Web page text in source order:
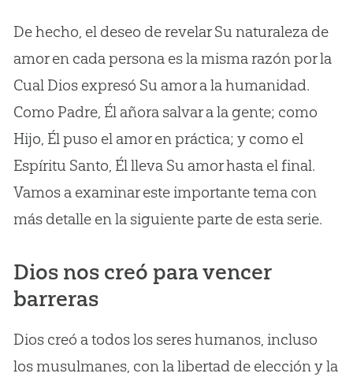
De hecho, el deseo de revelar Su naturaleza de
amor en cada persona es la misma razón por la
Cual Dios expresó Su amor a la humanidad.
Como Padre, Él añora salvar a la gente; como
Hijo, Él puso el amor en práctica; y como el
Espíritu Santo, Él lleva Su amor hasta el final.
Vamos a examinar este importante tema con
más detalle en la siguiente parte de esta serie.
Dios nos creó para vencer
barreras
Dios creó a todos los seres humanos, incluso
los musulmanes, con la libertad de elección y la